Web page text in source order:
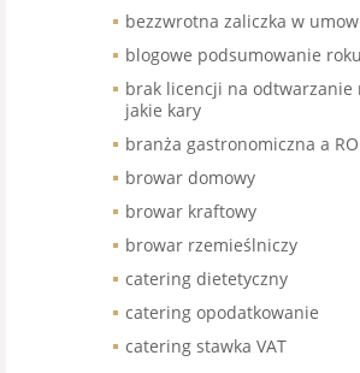
bezzwrotna zaliczka w
blogowe podsumowanie roku
brak licencji na odtwarzanie
jakie kary
branża gastronomiczna a
browar domowy
browar kraftowy
browar rzemieślniczy
catering dietetyczny
catering opodatkowanie
catering stawka VAT